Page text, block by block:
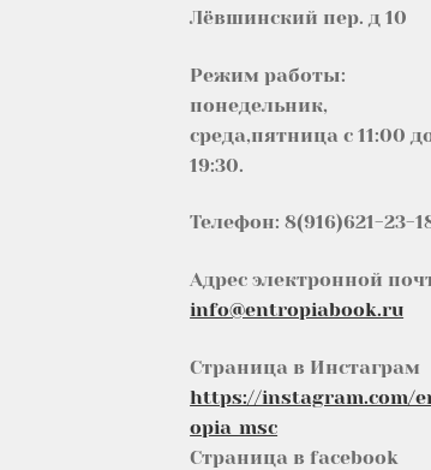
Лёвшинский пер. д 10
Режим работы:
понедельник,
среда,пятница с 11:00
19:30.
Телефон: 8(916)621-23-
Адрес электронной
info@entropiabook.ru
Страница в Инстаграм
https://instagram.com/
opia_msc
Страница в facebook